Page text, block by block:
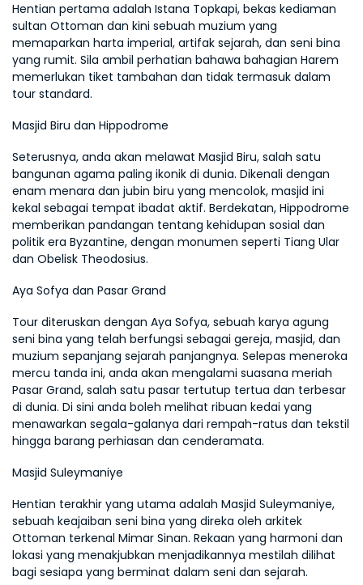
Hentian pertama adalah Istana Topkapi, bekas kediaman
sultan Ottoman dan kini sebuah muzium yang
memaparkan harta imperial, artifak sejarah, dan seni bina
yang rumit. Sila ambil perhatian bahawa bahagian Harem
memerlukan tiket tambahan dan tidak termasuk dalam
tour standard.
Masjid Biru dan Hippodrome
Seterusnya, anda akan melawat Masjid Biru, salah satu
bangunan agama paling ikonik di dunia. Dikenali dengan
enam menara dan jubin biru yang mencolok, masjid ini
kekal sebagai tempat ibadat aktif. Berdekatan, Hippodrome
memberikan pandangan tentang kehidupan sosial dan
politik era Byzantine, dengan monumen seperti Tiang Ular
dan Obelisk Theodosius.
Aya Sofya dan Pasar Grand
Tour diteruskan dengan Aya Sofya, sebuah karya agung
seni bina yang telah berfungsi sebagai gereja, masjid, dan
muzium sepanjang sejarah panjangnya. Selepas meneroka
mercu tanda ini, anda akan mengalami suasana meriah
Pasar Grand, salah satu pasar tertutup tertua dan terbesar
di dunia. Di sini anda boleh melihat ribuan kedai yang
menawarkan segala-galanya dari rempah-ratus dan tekstil
hingga barang perhiasan dan cenderamata.
Masjid Suleymaniye
Hentian terakhir yang utama adalah Masjid Suleymaniye,
sebuah keajaiban seni bina yang direka oleh arkitek
Ottoman terkenal Mimar Sinan. Rekaan yang harmoni dan
lokasi yang menakjubkan menjadikannya mestilah dilihat
bagi sesiapa yang berminat dalam seni dan sejarah.